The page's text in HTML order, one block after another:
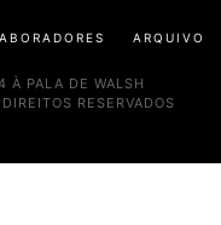
ARQUIVO
PALA DE WALSH
RESERVADOS